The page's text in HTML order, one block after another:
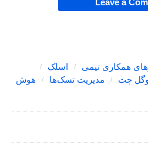
Leave a
همکاری تیمی
اسلک
چت مدیریت تسک‌ها
هوش